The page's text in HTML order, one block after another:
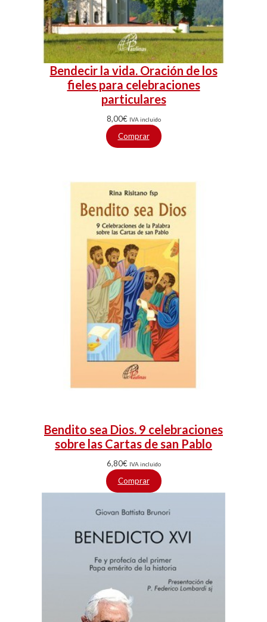
Bendecir la vida. Oración de los
fieles para celebraciones
particulares
8,00€ IVA incluido
Comprar
Bendito sea Dios. 9 celebraciones
sobre las Cartas de san Pablo
6,80€ IVA incluido
Comprar